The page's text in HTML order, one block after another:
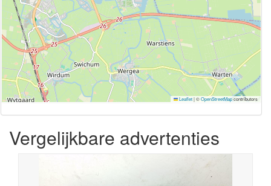
Leaflet|©OpenStreetMapcontributors
Vergelijkbare advertenties